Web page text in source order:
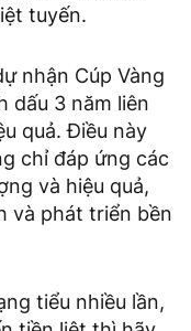
tuyến.
nhận Cúp Vàng
dấu 3 năm liên
quả. Điều này
chỉ đáp ứng các
và hiệu quả,
và phát triển bền
tiểu nhiều lần,